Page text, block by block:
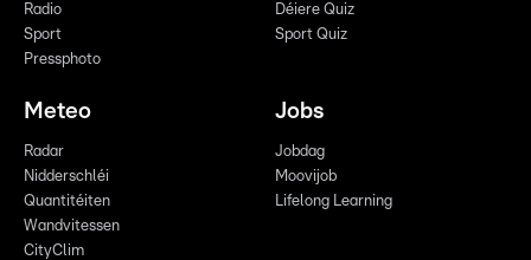
Radio
Sport
Pressphoto
Déiere Quiz
Sport Quiz
Meteo
Radar
Nidderschléi
Quantitéiten
Wandvitessen
CityClim
Jobs
Jobdag
Moovijob
Lifelong Learning